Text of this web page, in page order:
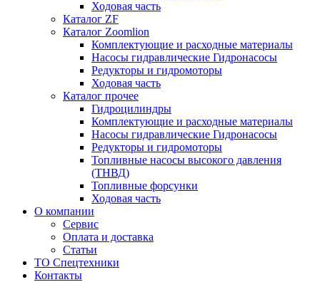
Ходовая часть
Каталог ZF
Каталог Zoomlion
Комплектующие и расходные материалы
Насосы гидравлические Гидронасосы
Редукторы и гидромоторы
Ходовая часть
Каталог прочее
Гидроцилиндры
Комплектующие и расходные материалы
Насосы гидравлические Гидронасосы
Редукторы и гидромоторы
Топливные насосы высокого давления
(ТНВД)
Топливные форсунки
Ходовая часть
О компании
Сервис
Оплата и доставка
Статьи
ТО Спецтехники
Контакты